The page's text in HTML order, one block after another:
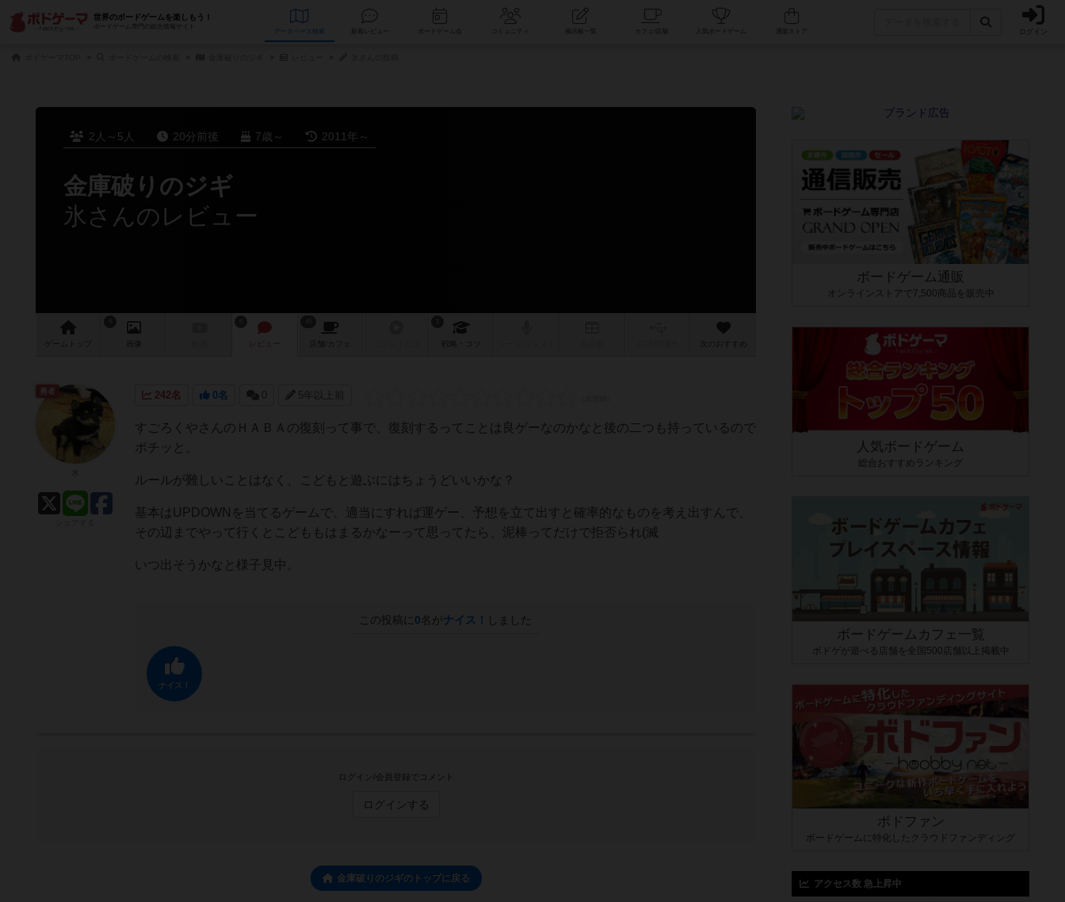
世界のボードゲームを楽しもう！
ボードゲーム専門の総合情報サイト
データベース コミュニティ 人気ボードゲーム ログイン
2人～5人 20分前後 7歳～ 2011年～
金庫破りのジギ
氷さんのレビュー
ゲーム 画像 レビュー 店舗/ カフェ 戦略 次のおすすめ
242名 0名 0 5年以上前
すごろくやさんのＨＡＢＡの復刻って事で、復刻するってことは良ゲーなのかなと後の二つも持っているので
ポチッと。
ルールが難しいことはなく、こどもと遊ぶにはちょうどいいかな？
基本はUPDOWNを当てるゲームで、適当にすれば運ゲー、予想を立て出すと確率的なものを考え出すんで、
その辺までやって行くとこどももはまるかなーって思ってたら、泥棒ってだけで拒否られ(滅
いつ出そうかなと様子見中。
この投稿に 0名がナイス！ しました
ナイス！
勇者
ログイン/会員登録でコメント
ログインする
金庫破りのジギのトップに戻る
ボードゲーム通販
オンラインストアで7,500商品を販売中
人気ボードゲーム
総合おすすめランキング
ボードゲームカフェ一覧
ボドゲが遊べる店舗を全国500店舗以上掲載中
ボドファン
ボードゲームに特化したクラウドファンディング
アクセス数 急上昇中